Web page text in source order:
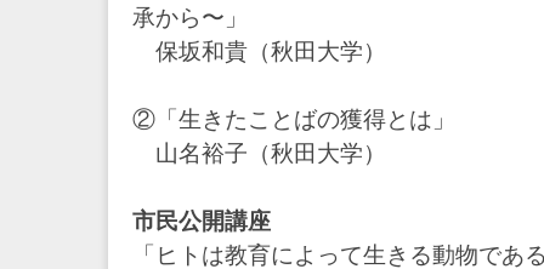
承から〜」
保坂和貴（秋田大学）
②「生きたことばの獲得とは」
山名裕子（秋田大学）
市民公開講座
「ヒトは教育によって生きる動物であ